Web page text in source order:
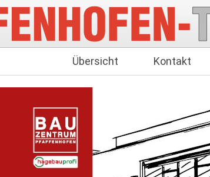
Übersicht Kontakt